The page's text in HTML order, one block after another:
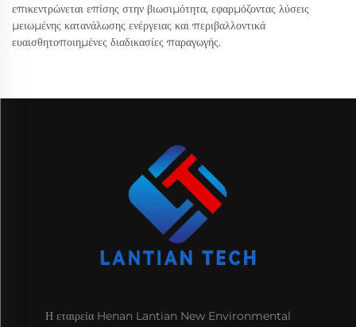
επικεντρώνεται επίσης στην βιωσιμότητα, εφαρμόζοντας λύσεις
μειωμένης κατανάλωσης ενέργειας και περιβαλλοντικά
ευαισθητοποιημένες διαδικασίες παραγωγής.
Η εταιρεία Henan Lantian New Environmental